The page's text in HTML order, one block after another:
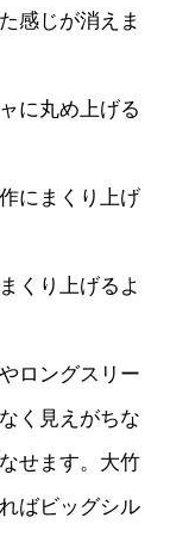
感じが消えま
に丸め上げる
にまくり上げ
くり上げるよ
ロングスリー
く見えがちな
せます。大竹
ばビッグシル